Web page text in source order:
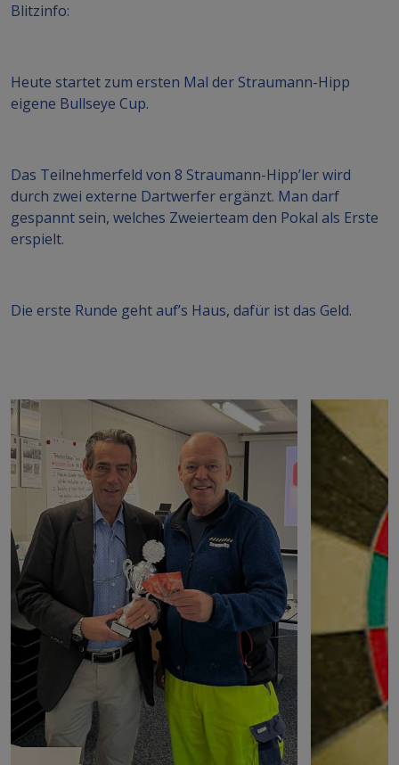
Blitzinfo:
Heute startet zum ersten Mal der Straumann-Hipp
eigene Bullseye Cup.
Das Teilnehmerfeld von 8 Straumann-Hipp’ler wird
durch zwei externe Dartwerfer ergänzt. Man darf
gespannt sein, welches Zweierteam den Pokal als Erste
erspielt.
Die erste Runde geht auf’s Haus, dafür ist das Geld.